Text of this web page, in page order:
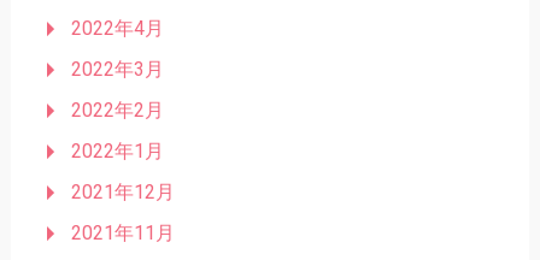
2022年4月
2022年3月
2022年2月
2022年1月
2021年12月
2021年11月